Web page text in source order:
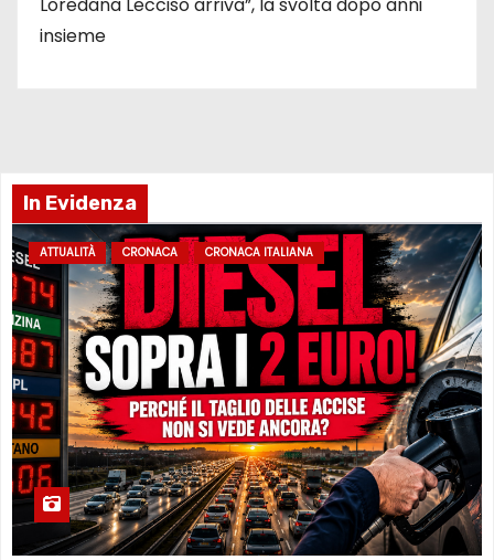
Loredana Lecciso arriva”, la svolta dopo anni
insieme
In Evidenza
ATTUALITÀ CRONACA CRONACA ITALIANA